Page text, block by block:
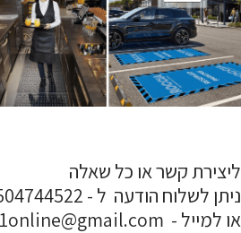
ליצירת קשר או כל שאלה
ניתן לשלוח הודעה ל - 0504744522
או למייל - nesicha1online@gmail.com